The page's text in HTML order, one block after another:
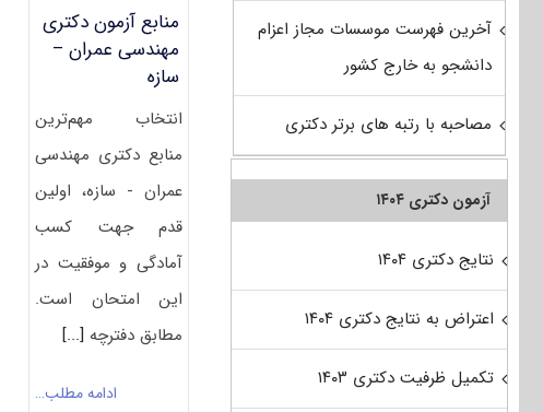
منابع آزمون دکتری
مهندسی عمران –
سازه
انتخاب مهم‌ترین
منابع دکتری مهندسی
عمران - سازه، اولین
قدم جهت کسب
آمادگی و موفقیت در
این امتحان است.
مطابق دفترچه [...]
ادامه مطلب…
آخرین فهرست موسسات مجاز اعزام
دانشجو به خارج کشور
مصاحبه با رتبه های برتر دکتری
آزمون دکتری ۱۴۰۴
نتایج دکتری ۱۴۰۴
اعتراض به نتایج دکتری ۱۴۰۴
تکمیل ظرفیت دکتری ۱۴۰۳